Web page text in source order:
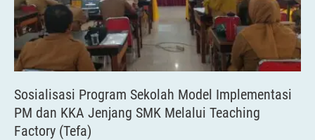
Sosialisasi Program Sekolah Model Implementasi
PM dan KKA Jenjang SMK Melalui Teaching
Factory (Tefa)